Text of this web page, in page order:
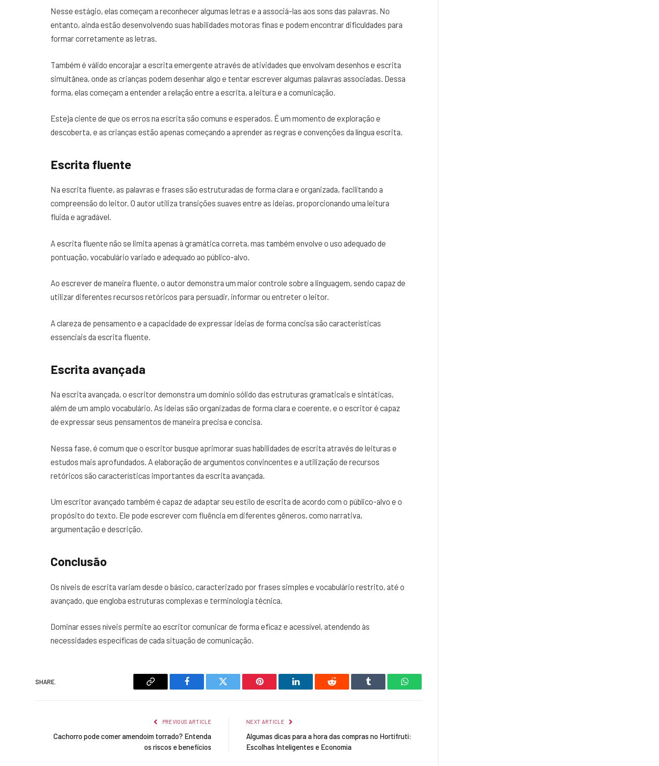
Nesse estágio, elas começam a reconhecer algumas letras e a associá-las aos sons das palavras. No
entanto, ainda estão desenvolvendo suas habilidades motoras finas e podem encontrar dificuldades para
formar corretamente as letras.
Também é válido encorajar a escrita emergente através de atividades que envolvam desenhos e escrita
simultânea, onde as crianças podem desenhar algo e tentar escrever algumas palavras associadas. Dessa
forma, elas começam a entender a relação entre a escrita, a leitura e a comunicação.
Esteja ciente de que os erros na escrita são comuns e esperados. É um momento de exploração e
descoberta, e as crianças estão apenas começando a aprender as regras e convenções da língua escrita.
Escrita fluente
Na escrita fluente, as palavras e frases são estruturadas de forma clara e organizada, facilitando a
compreensão do leitor. O autor utiliza transições suaves entre as ideias, proporcionando uma leitura
fluida e agradável.
A escrita fluente não se limita apenas à gramática correta, mas também envolve o uso adequado de
pontuação, vocabulário variado e adequado ao público-alvo.
Ao escrever de maneira fluente, o autor demonstra um maior controle sobre a linguagem, sendo capaz de
utilizar diferentes recursos retóricos para persuadir, informar ou entreter o leitor.
A clareza de pensamento e a capacidade de expressar ideias de forma concisa são características
essenciais da escrita fluente.
Escrita avançada
Na escrita avançada, o escritor demonstra um domínio sólido das estruturas gramaticais e sintáticas,
além de um amplo vocabulário. As ideias são organizadas de forma clara e coerente, e o escritor é capaz
de expressar seus pensamentos de maneira precisa e concisa.
Nessa fase, é comum que o escritor busque aprimorar suas habilidades de escrita através de leituras e
estudos mais aprofundados. A elaboração de argumentos convincentes e a utilização de recursos
retóricos são características importantes da escrita avançada.
Um escritor avançado também é capaz de adaptar seu estilo de escrita de acordo com o público-alvo e o
propósito do texto. Ele pode escrever com fluência em diferentes gêneros, como narrativa,
argumentação e descrição.
Conclusão
Os níveis de escrita variam desde o básico, caracterizado por frases simples e vocabulário restrito, até o
avançado, que engloba estruturas complexas e terminologia técnica.
Dominar esses níveis permite ao escritor comunicar de forma eficaz e acessível, atendendo às
necessidades específicas de cada situação de comunicação.
SHARE.
Copy
Facebook Twitter Pinterest LinkedIn Reddit Tumblr WhatsApp
PREVIOUS ARTICLE
Cachorro pode comer amendoim torrado? Entenda
os riscos e benefícios
NEXT ARTICLE
Algumas dicas para a hora das compras no Hortifruti:
Escolhas Inteligentes e Economia